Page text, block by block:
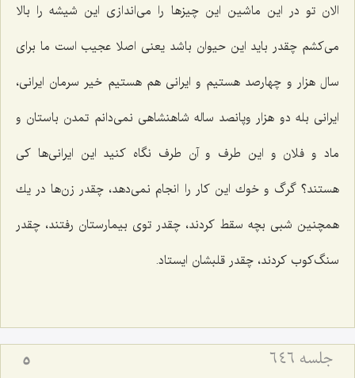
الان تو در این ماشین این چیزها را می‌اندازی این شیشه را بالا
می‌كشم چقدر باید این حیوان باشد یعنی اصلا عجیب است ما برای
سال هزار و چهارصد هستیم و ایرانی هم هستیم خیر سرمان ایرانی،
ایرانی بله دو هزار وپانصد ساله شاهنشاهی نمی‌دانم تمدن باستان و
ماد و فلان و این طرف و آن طرف نگاه كنید این ایرانی‌ها كی
هستند؟ گرگ و خوك این كار را انجام نمی‌دهد، چقدر زن‌ها در یك
همچنین شبی بچه سقط كردند، چقدر توی بیمارستان رفتند، چقدر
سنگ‌كوب كردند، چقدر قلبشان ایستاد.
جلسه ۶۴۶ 5